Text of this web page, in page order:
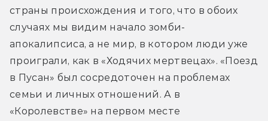
страны происхождения и того, что в обоих
случаях мы видим начало зомби-
апокалипсиса, а не мир, в котором люди уже
проиграли, как в «Ходячих мертвецах». «Поезд
в Пусан» был сосредоточен на проблемах
семьи и личных отношений. А в
«Королевстве» на первом месте